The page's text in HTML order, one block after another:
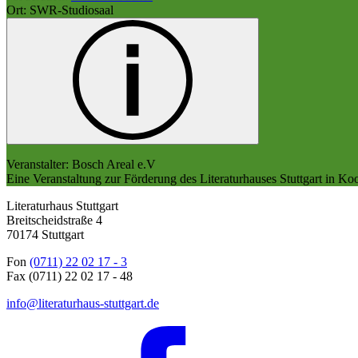
Ort: SWR-Studiosaal
Veranstalter: Bosch Areal e.V
Eine Veranstaltung zur Förderung des Literaturhauses Stuttgart in
Literaturhaus Stuttgart
Breitscheidstraße 4
70174 Stuttgart
Fon (0711) 22 02 17 - 3
Fax (0711) 22 02 17 - 48
info@literaturhaus-stuttgart.de